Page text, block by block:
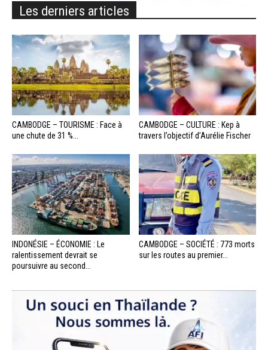
Les derniers articles
CAMBODGE – TOURISME : Face à
une chute de 31 %...
CAMBODGE – CULTURE : Kep à
travers l’objectif d’Aurélie Fischer
INDONÉSIE – ÉCONOMIE : Le
ralentissement devrait se
poursuivre au second...
CAMBODGE – SOCIÉTÉ : 773 morts
sur les routes au premier...